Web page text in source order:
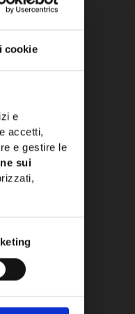
cookie
e
accetti,
e gestire le
sui